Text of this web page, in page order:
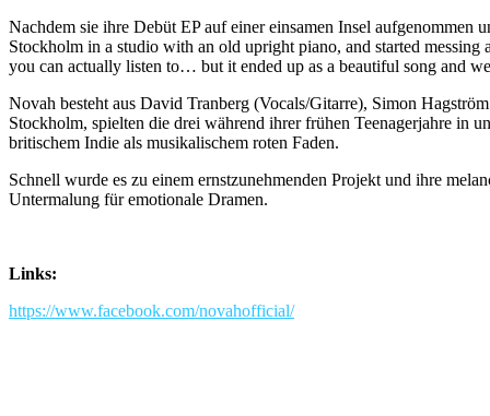
Nachdem sie ihre Debüt EP auf einer einsamen Insel aufgenommen
Stockholm in a studio with an old upright piano, and started
you can actually listen to… but it ended up as a beautiful song and
Novah besteht aus David Tranberg (Vocals/Gitarre), Simon
Stockholm, spielten die drei während ihrer frühen Teenagerjahre in
britischem Indie als musikalischem roten Faden.
Schnell wurde es zu einem ernstzunehmenden Projekt und ihre
Untermalung für emotionale Dramen.
Links:
https://www.facebook.com/novahofficial/